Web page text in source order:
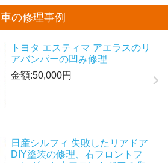
車の修理事例
トヨタ エスティマ アエラスのリ
アバンパーの凹み修理
金額:50,000円
日産シルフィ 失敗したリアドア
DIY塗装の修理、右フロントフ